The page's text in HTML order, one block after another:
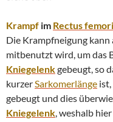
Krampf im Rectus
Die Krampfneigung
mitbenutzt wird, um das
Kniegelenkgebeugt, so
kurzer Sarkomerlänge
gebeugt und dies
Kniegelenk , weshalb